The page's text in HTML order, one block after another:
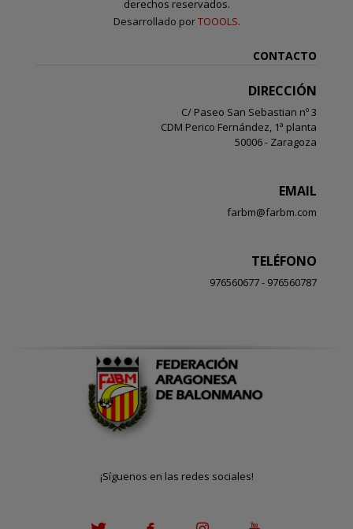
derechos reservados.
Desarrollado porTOOOLS.
CONTACTO
DIRECCIÓN
C/ Paseo San Sebastian nº 3
CDM Perico Fernández, 1ª planta
50006 - Zaragoza
EMAIL
farbm@farbm.com
TELÉFONO
976560677 - 976560787
¡Síguenos en las redes sociales!